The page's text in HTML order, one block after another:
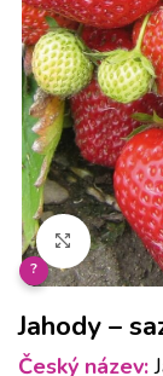
Klikněte
?
Jahody –
Český název: